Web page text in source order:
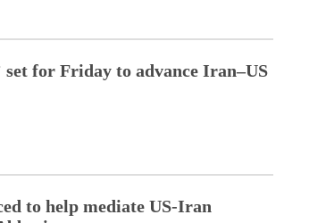
set for Friday to advance Iran–US
to help mediate US-Iran